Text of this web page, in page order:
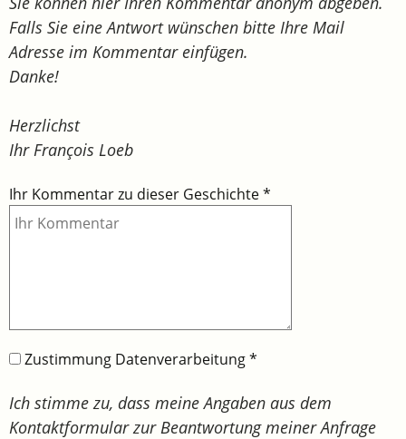
Falls Sie eine Antwort wünschen bitte Ihre Mail
Adresse im Kommentar einfügen.
Danke!
Herzlichst
Ihr François Loeb
Ihr Kommentar zu dieser Geschichte*
Zustimmung Datenverarbeitung*
Ich stimme zu, dass meine Angaben aus dem
Kontaktformular zur Beantwortung meiner Anfrage